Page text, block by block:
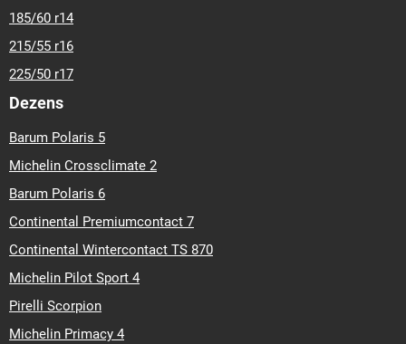
185/60 r14
215/55 r16
225/50 r17
Dezens
Barum Polaris 5
Michelin Crossclimate 2
Barum Polaris 6
Continental Premiumcontact 7
Continental Wintercontact TS 870
Michelin Pilot Sport 4
Pirelli Scorpion
Michelin Primacy 4